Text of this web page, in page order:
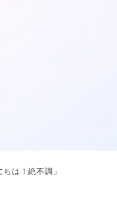
は！絶不調」